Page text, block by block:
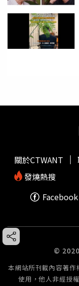
關於CTWANT
發燒熱搜
Facebook
©
本網站所刊載內容著
使用，他人非經授